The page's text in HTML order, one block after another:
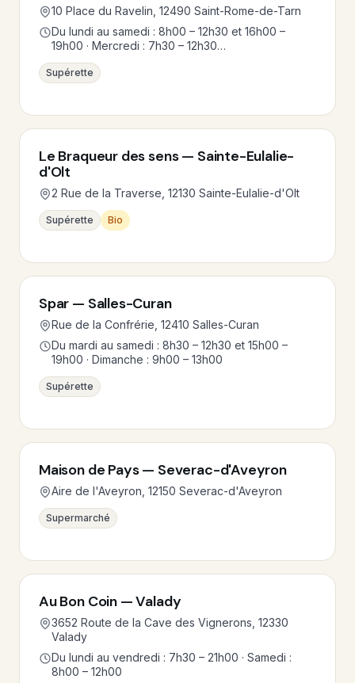
10 Place du Ravelin, 12490 Saint-Rome-de-Tarn
Du lundi au samedi : 8h00 – 12h30 et 16h00 –
19h00 · Mercredi : 7h30 – 12h30…
Supérette
Le Braqueur des sens — Sainte-Eulalie-
d'Olt
2 Rue de la Traverse, 12130 Sainte-Eulalie-d'Olt
Supérette Bio
Spar — Salles-Curan
Rue de la Confrérie, 12410 Salles-Curan
Du mardi au samedi : 8h30 – 12h30 et 15h00 –
19h00 · Dimanche : 9h00 – 13h00
Supérette
Maison de Pays — Severac-d'Aveyron
Aire de l'Aveyron, 12150 Severac-d'Aveyron
Supermarché
Au Bon Coin — Valady
3652 Route de la Cave des Vignerons, 12330
Valady
Du lundi au vendredi : 7h30 – 21h00 · Samedi :
8h00 – 12h00